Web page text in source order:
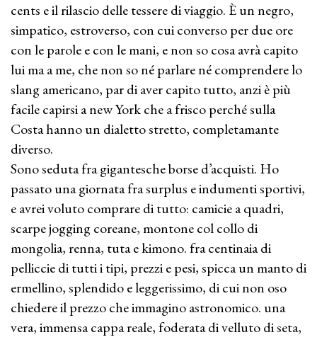
cents e il rilascio delle tessere di viaggio. È un negro,
simpatico, estroverso, con cui converso per due ore
con le parole e con le mani, e non so cosa avrà capito
lui ma a me, che non so né parlare né comprendere lo
slang americano, par di aver capito tutto, anzi è più
facile capirsi a new York che a frisco perché sulla
Costa hanno un dialetto stretto, completamante
diverso.
Sono seduta fra gigantesche borse d’acquisti. Ho
passato una giornata fra surplus e indumenti sportivi,
e avrei voluto comprare di tutto: camicie a quadri,
scarpe jogging coreane, montone col collo di
mongolia, renna, tuta e kimono. fra centinaia di
pelliccie di tutti i tipi, prezzi e pesi, spicca un manto di
ermellino, splendido e leggerissimo, di cui non oso
chiedere il prezzo che immagino astronomico. una
vera, immensa cappa reale, foderata di velluto di seta,